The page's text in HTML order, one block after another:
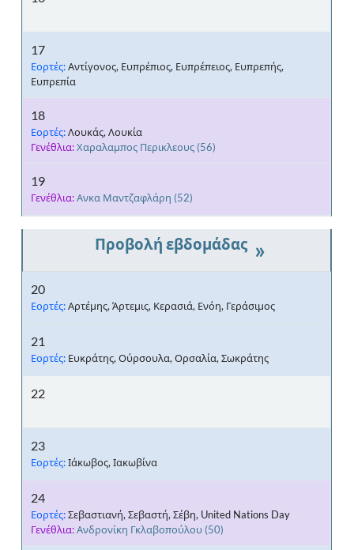
17
Εορτές:Αντίγονος, Ευπρέπιος, Ευπρέπειος, Ευπρεπής,
Ευπρεπία
18
Εορτές:Λουκάς, Λουκία
Γενέθλια:Χαραλαμπος Περικλεους (56)
19
Γενέθλια:Ανκα Μαντζαφλάρη (52)
»
20
Εορτές:Αρτέμης, Άρτεμις, Κερασιά, Ενόη, Γεράσιμος
21
Εορτές: Ευκράτης, Ούρσουλα, Ορσαλία, Σωκράτης
22
23
Εορτές:Ιάκωβος, Ιακωβίνα
24
Εορτές:Σεβαστιανή, Σεβαστή, Σέβη, United Nations Day
Γενέθλια:Ανδρονίκη Γκλαβοπούλου (50)